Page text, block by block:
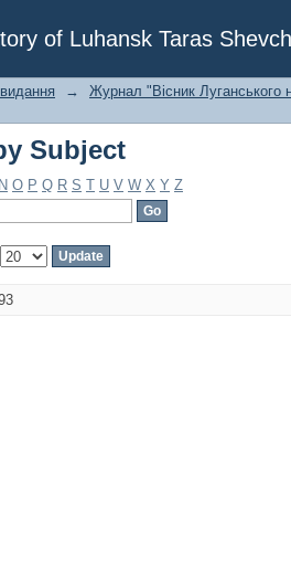
of Luhansk Taras
Subject
→
Журнал "Вісник Луганського
Subject
N O P Q R S T U V W X Y Z